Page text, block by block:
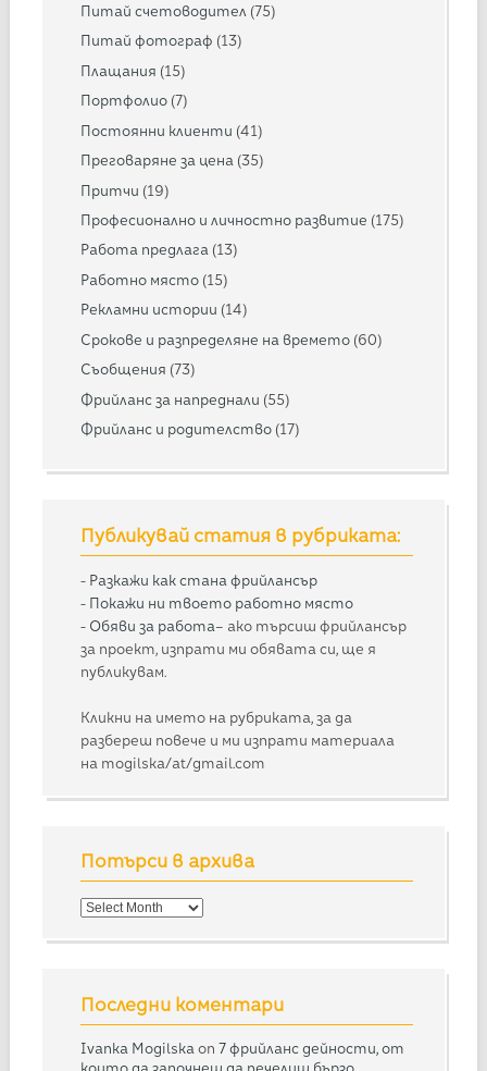
Питай счетоводител (75)
Питай фотограф (13)
Плащания (15)
Портфолио (7)
Постоянни клиенти (41)
Преговаряне за цена (35)
Притчи (19)
Професионално и личностно развитие (175)
Работа предлага (13)
Работно място (15)
Рекламни истории (14)
Срокове и разпределяне на времето (60)
Съобщения (73)
Фрийланс за напреднали (55)
Фрийланс и родителство (17)
Публикувай статия в рубриката:
- Разкажи как стана фрийлансър
- Покажи ни твоето работно място
- Обяви за работа– ако търсиш фрийлансър
за проект, изпрати ми обявата си, ще я
публикувам.
Кликни на името на рубриката, за да
разбереш повече и ми изпрати материала
на mogilska/at/gmail.com
Потърси в архива
Потърси
Последни коментари
Ivanka Mogilska on7 фрийланс дейности, от